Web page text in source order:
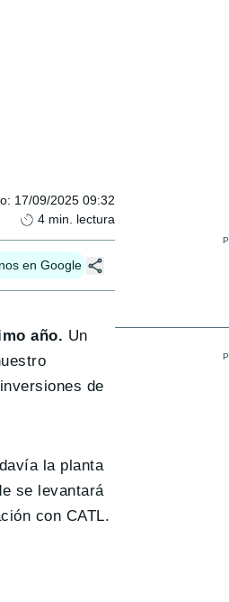
: 17/09/2025 09:32
4 min. lectura
en Google
año. Un
de
la planta
se levantará
con CATL.